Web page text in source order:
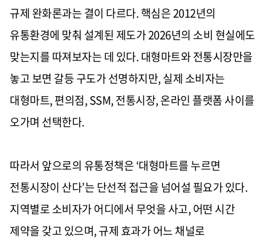
규제 완화론과는 결이 다르다. 핵심은 2012년의
유통환경에 맞춰 설계된 제도가 2026년의 소비 현실에도
맞는지를 따져보자는 데 있다. 대형마트와 전통시장만을
놓고 보면 갈등 구도가 선명하지만, 실제 소비자는
대형마트, 편의점, SSM, 전통시장, 온라인 플랫폼 사이를
오가며 선택한다.
따라서 앞으로의 유통정책은 ‘대형마트를 누르면
전통시장이 산다’는 단선적 접근을 넘어설 필요가 있다.
지역별로 소비자가 어디에서 무엇을 사고, 어떤 시간
제약을 갖고 있으며, 규제 효과가 어느 채널로